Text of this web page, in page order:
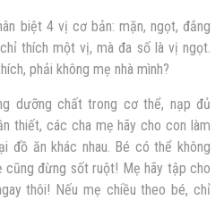
biệt 4 vị cơ bản: mặn, ngọt, đắng
thích một vị, mà đa số là vị ngọt.
phải không mẹ nhà mình?
dưỡng chất trong cơ thể, nạp đủ
thiết, các cha mẹ hãy cho con làm
đồ ăn khác nhau. Bé có thể không
cũng đừng sốt ruột! Mẹ hãy tập cho
thôi! Nếu mẹ chiều theo bé, chỉ